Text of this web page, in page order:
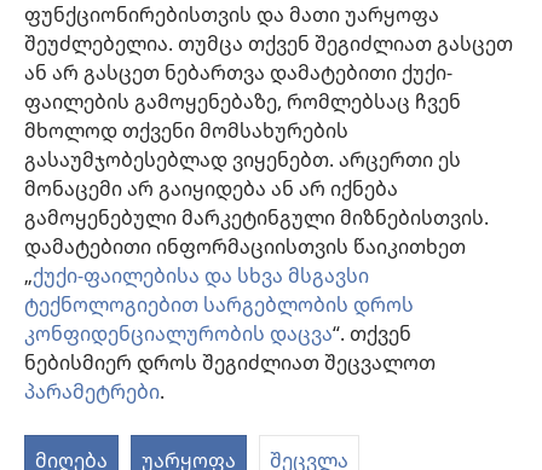
ფუნქციონირებისთვის და მათი უარყოფა
შეუძლებელია. თუმცა თქვენ შეგიძლიათ გასცეთ
ან არ გასცეთ ნებართვა დამატებითი ქუქი-
ფაილების გამოყენებაზე, რომლებსაც ჩვენ
მხოლოდ თქვენი მომსახურების
გასაუმჯობესებლად ვიყენებთ. არცერთი ეს
მონაცემი არ გაიყიდება ან არ იქნება
გამოყენებული მარკეტინგული მიზნებისთვის.
დამატებითი ინფორმაციისთვის წაიკითხეთ
„ქუქი-ფაილებისა და სხვა მსგავსი
ტექნოლოგიებით სარგებლობის დროს
კონფიდენციალურობის დაცვა“. თქვენ
ნებისმიერ დროს შეგიძლიათ შეცვალოთ
პარამეტრები.
მიღება უარყოფა შეცვლა
პაციენტებისთვის: ყოველთვის მიმართეთ თქვენს ექიმს ან სხვა
მაღალკვალიფიციურ სამედიცინო პერსონალს, როდესაც
ჯანმრთელობის პრობლემები გექმნებათ ან საჭიროებთ მკურნალობას.
მიმართეთ ექიმს, თუ ფიქრობთ, რომ რაღაც გაწუხებთ.
ვებგვერდით სარგებლობა შესაძლებელიადადგენილი წესების
ფარგლებში.
დიზაინის კონფიგურაცია
Copyright© 2026 Watch Tower Bible and Tract Society of Pennsylvania.
ᲡᲐᲠᲒᲔᲑᲚᲝᲑᲘᲡ ᲬᲔᲡᲔᲑᲘ
|ᲣᲡᲐᲤᲠᲗᲮᲝᲔᲑᲘᲡ ᲞᲐᲠᲐᲛᲔᲢᲠᲔᲑᲘ